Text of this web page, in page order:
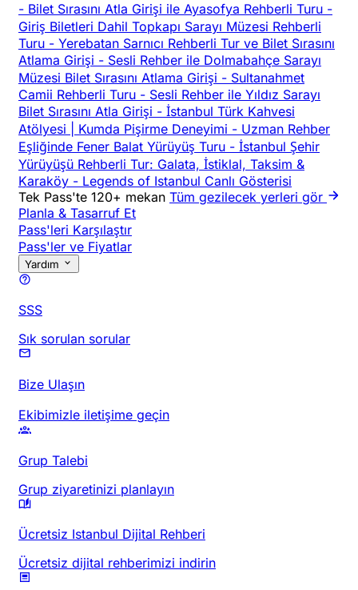
- Bilet Sırasını Atla Girişi ile Ayasofya Rehberli Turu -
Giriş Biletleri Dahil Topkapı Sarayı Müzesi Rehberli
Turu - Yerebatan Sarnıcı Rehberli Tur ve Bilet Sırasını
Atlama Girişi - Sesli Rehber ile Dolmabahçe Sarayı
Müzesi Bilet Sırasını Atlama Girişi - Sultanahmet
Camii Rehberli Turu - Sesli Rehber ile Yıldız Sarayı
Bilet Sırasını Atla Girişi - İstanbul Türk Kahvesi
Atölyesi | Kumda Pişirme Deneyimi - Uzman Rehber
Eşliğinde Fener Balat Yürüyüş Turu - İstanbul Şehir
Yürüyüşü Rehberli Tur: Galata, İstiklal, Taksim &
Karaköy - Legends of Istanbul Canlı Gösterisi
Tek Pass'te 120+ mekan Tüm gezilecek yerleri gör
Planla & Tasarruf Et
Pass'leri Karşılaştır
Pass'ler ve Fiyatlar
Yardım
SSS
Sık sorulan sorular
Bize Ulaşın
Ekibimizle iletişime geçin
Grup Talebi
Grup ziyaretinizi planlayın
Ücretsiz Istanbul Dijital Rehberi
Ücretsiz dijital rehberimizi indirin